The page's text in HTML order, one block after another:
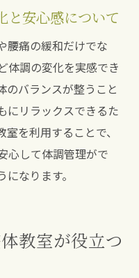
と安心感について
腰痛の緩和だけでな
体調の変化を実感でき
のバランスが整うこと
にリラックスできるた
を利用することで、
心して体調管理がで
なります。
教室が役立つ